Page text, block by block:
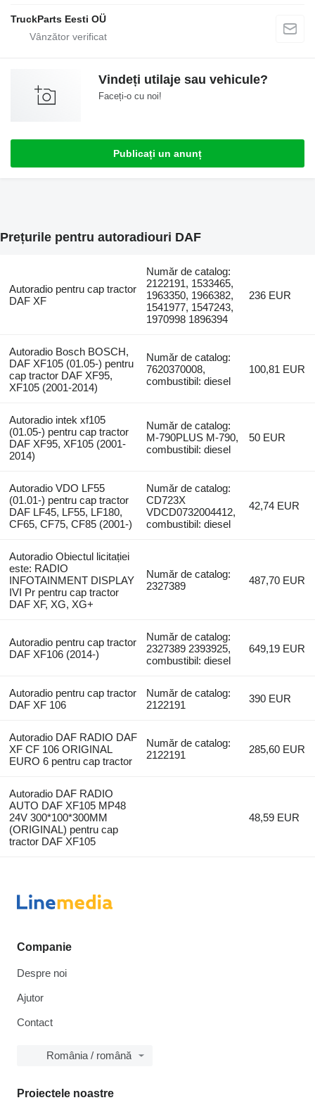
TruckParts Eesti OÜ
Vindeți utilaje sau vehicule?
Faceți-o cu noi!
Publicați un anunț
Prețurile pentru autoradiouri DAF
Autoradio pentru cap tractor
DAF XF
Număr de catalog:
2122191, 1533465,
1963350, 1966382,
1541977, 1547243,
1970998 1896394
236 EUR
Autoradio Bosch BOSCH,
DAF XF105 (01.05-) pentru
cap tractor DAF XF95,
XF105 (2001-2014)
Număr de catalog:
7620370008,
combustibil: diesel
100,81 EUR
Autoradio intek xf105
(01.05-) pentru cap tractor
DAF XF95, XF105 (2001-
2014)
Număr de catalog:
M-790PLUS M-790,
combustibil: diesel
50 EUR
Autoradio VDO LF55
(01.01-) pentru cap tractor
DAF LF45, LF55, LF180,
CF65, CF75, CF85 (2001-)
Număr de catalog:
CD723X
VDCD0732004412,
combustibil: diesel
42,74 EUR
Autoradio Obiectul licitației
este: RADIO
INFOTAINMENT DISPLAY
IVI Pr pentru cap tractor
DAF XF, XG, XG+
Număr de catalog:
2327389
487,70 EUR
Autoradio pentru cap tractor
DAF XF106 (2014-)
Număr de catalog:
2327389 2393925,
combustibil: diesel
649,19 EUR
Autoradio pentru cap tractor
DAF XF 106
Număr de catalog:
2122191
390 EUR
Autoradio DAF RADIO DAF
XF CF 106 ORIGINAL
EURO 6 pentru cap tractor
Număr de catalog:
2122191
285,60 EUR
Autoradio DAF RADIO
AUTO DAF XF105 MP48
24V 300*100*300MM
(ORIGINAL) pentru cap
tractor DAF XF105
48,59 EUR
Companie
Despre noi
Ajutor
Contact
România / română
Proiectele noastre